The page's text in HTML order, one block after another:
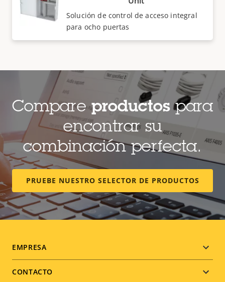
Solución de control de acceso integral
para ocho puertas
Compareproductospara
encontrar su
combinación perfecta.
PRUEBE NUESTRO SELECTOR DE PRODUCTOS
Footer
menu
EMPRESA
CONTACTO